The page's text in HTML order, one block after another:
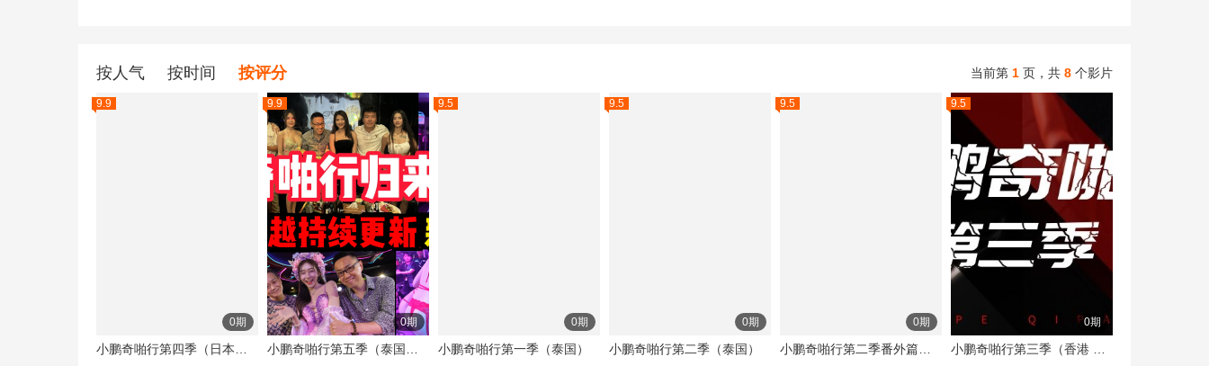
按人气 按时间 按评分 当前第 1 页， 共 8 个影片
9.9
0期
9.9
0期
9.5
0期
小鹏奇啪行第一季（泰国）
9.5
0期
小鹏奇啪行第二季（泰国）
9.5
0期
9.5
0期